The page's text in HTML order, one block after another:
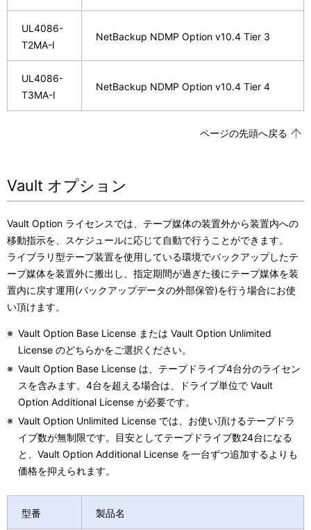
UL4086-
T2MA-I
NetBackup NDMP Option v10.4 Tier 3
UL4086-
T3MA-I
NetBackup NDMP Option v10.4 Tier 4
ページの先頭へ戻る
Vault オプション
Vault Option ライセンスでは、テープ媒体の装置外から装置内への
移動指示を、スケジュールに応じて自動で行うことができます。
ライブラリ型テープ装置を使用している環境でバックアップしたテ
ープ媒体を装置外に搬出し、指定期間が過ぎた後にテープ媒体を装
置内に戻す運用(バックアップデータの外部保管)を行う場合にお使
い頂けます。
※ Vault Option Base License または Vault Option Unlimited
License のどちらかをご選択ください。
※ Vault Option Base License は、テープドライブ4台分のライセン
スを含みます。4台を超える場合は、ドライブ単位で Vault
Option Additional License が必要です。
※ Vault Option Unlimited License では、お使い頂けるテープドラ
イブ数が無制限です。目安としてテープドライブ数24台になる
と、Vault Option Additional License を一台ずつ追加するよりも
価格を抑えられます。
型番 製品名